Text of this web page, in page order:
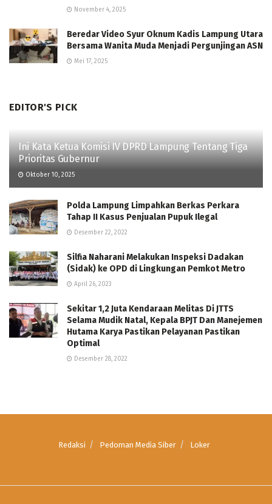
November 4, 2025
Beredar Video Syur Oknum Kadis Lampung Utara
Bersama Wanita Muda Menjadi Pergunjingan ASN
Mei 17, 2025
EDITOR'S PICK
Ini Kata Ketua Komisi IV DPRD Lampung Tentang Tiga
Prioritas Gubernur
Oktober 10, 2025
Polda Lampung Limpahkan Berkas Perkara
Tahap II Kasus Penjualan Pupuk Ilegal
Desember 22, 2022
Silfia Naharani Melakukan Inspeksi Dadakan
(Sidak) ke OPD di Lingkungan Pemkot Metro
April 26, 2023
Sekitar 1,2 Juta Kendaraan Melitas Di JTTS
Selama Mudik Natal, Kepala BPJT Dan Manejemen
Hutama Karya Pastikan Pelayanan Pastikan
Optimal
Desember 28, 2022
Redaksi Pedoman Media Siber Loker